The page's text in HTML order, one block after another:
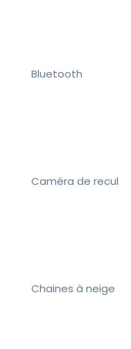
Bluetooth
Caméra de recul
Chaines à neige